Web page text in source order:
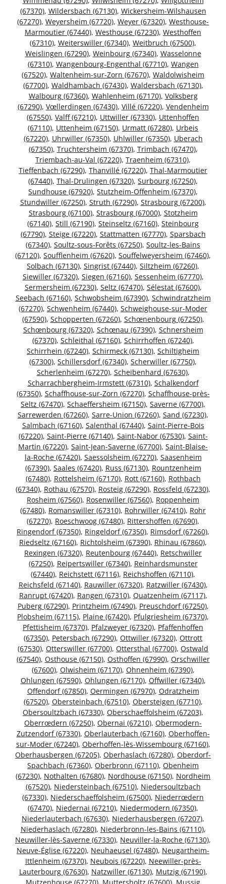
(67370), Wildersbach (67130), Wickersheim-Wilshausen
(67270), Weyersheim (67720), Weyer (67320), Westhouse-
Marmoutier (67440), Westhouse (67230), Westhoffen
(67310), Weiterswiller (67340), Weitbruch (67500),
Weislingen (67290), Weinbourg (67340), Wasselonne
(67310), Wangenbourg-Engenthal (67710), Wangen
(67520), Waltenheim-sur-Zorn (67670), Waldolwisheim
(67700), Waldhambach (67430), Waldersbach (67130),
Walbourg (67360), Wahlenheim (67170), Volksberg
(67290), Vœllerdingen (67430), Villé (67220), Vendenheim
(67550), Valff (67210), Uttwiller (67330), Uttenhoffen
(67110), Uttenheim (67150), Urmatt (67280), Urbeis
(67220), Uhrwiller (67350), Uhlwiller (67350), Uberach
(67350), Truchtersheim (67370), Trimbach (67470),
Triembach-au-Val (67220), Traenheim (67310),
Tieffenbach (67290), Thanvillé (67220), Thal-Marmoutier
(67440), Thal-Drulingen (67320), Surbourg (67250),
Sundhouse (67920), Stutzheim-Offenheim (67370),
Stundwiller (67250), Struth (67290), Strasbourg (67200),
Strasbourg (67100), Strasbourg (67000), Stotzheim
(67140), Still (67190), Steinseltz (67160), Steinbourg
(67790), Steige (67220), Stattmatten (67770), Sparsbach
(67340), Soultz-sous-Forêts (67250), Soultz-les-Bains
(67120), Soufflenheim (67620), Souffelweyersheim (67460),
Solbach (67130), Singrist (67440), Siltzheim (67260),
Siewiller (67320), Siegen (67160), Sessenheim (67770),
Sermersheim (67230), Seltz (67470), Sélestat (67600),
Seebach (67160), Schwobsheim (67390), Schwindratzheim
(67270), Schwenheim (67440), Schweighouse-sur-Moder
(67590), Schopperten (67260), Schœnenbourg (67250),
Schœnbourg (67320), Schœnau (67390), Schnersheim
(67370), Schleithal (67160), Schirrhoffen (67240),
Schirrhein (67240), Schirmeck (67130), Schiltigheim
(67300), Schillersdorf (67340), Scherwiller (67750),
Scherlenheim (67270), Scheibenhard (67630),
Scharrachbergheim-Irmstett (67310), Schalkendorf
(67350), Schaffhouse-sur-Zorn (67270), Schaffhouse-près-
Seltz (67470), Schaeffersheim (67150), Saverne (67700),
Sarrewerden (67260), Sarre-Union (67260), Sand (67230),
Salmbach (67160), Salenthal (67440), Saint-Pierre-Bois
(67220), Saint-Pierre (67140), Saint-Nabor (67530), Saint-
Martin (67220), Saint-Jean-Saverne (67700), Saint-Blaise-
la-Roche (67420), Saessolsheim (67270), Saasenheim
(67390), Saales (67420), Russ (67130), Rountzenheim
(67480), Rottelsheim (67170), Rott (67160), Rothbach
(67340), Rothau (67570), Rosteig (67290), Rossfeld (67230),
Rosheim (67560), Rosenwiller (67560), Roppenheim
(67480), Romanswiller (67310), Rohrwiller (67410), Rohr
(67270), Roeschwoog (67480), Rittershoffen (67690),
Ringendorf (67350), Ringeldorf (67350), Rimsdorf (67260),
Riedseltz (67160), Richtolsheim (67390), Rhinau (67860),
Rexingen (67320), Reutenbourg (67440), Retschwiller
(67250), Reipertswiller (67340), Reinhardsmunster
(67440), Reichstett (67116), Reichshoffen (67110),
Reichsfeld (67140), Rauwiller (67320), Ratzwiller (67430),
Ranrupt (67420), Rangen (67310), Quatzenheim (67117),
Puberg (67290), Printzheim (67490), Preuschdorf (67250),
Plobsheim (67115), Plaine (67420), Pfulgriesheim (67370),
Pfettisheim (67370), Pfalzweyer (67320), Pfaffenhoffen
(67350), Petersbach (67290), Ottwiller (67320), Ottrott
(67530), Otterswiller (67700), Ottersthal (67700), Ostwald
(67540), Osthouse (67150), Osthoffen (67990), Orschwiller
(67600), Olwisheim (67170), Ohnenheim (67390),
Ohlungen (67590), Ohlungen (67170), Offwiller (67340),
Offendorf (67850), Oermingen (67970), Odratzheim
(67520), Obersteinbach (67510), Obersteigen (67710),
Obersoultzbach (67330), Oberschaeffolsheim (67203),
Oberrœdern (67250), Obernai (67210), Obermodern-
Zutzendorf (67330), Oberlauterbach (67160), Oberhoffen-
sur-Moder (67240), Oberhoffen-lès-Wissembourg (67160),
Oberhausbergen (67205), Oberhaslach (67280), Oberdorf-
Spachbach (67360), Oberbronn (67110), Obenheim
(67230), Nothalten (67680), Nordhouse (67150), Nordheim
(67520), Niedersteinbach (67510), Niedersoultzbach
(67330), Niederschaeffolsheim (67500), Niederrœdern
(67470), Niedernai (67210), Niedermodern (67350),
Niederlauterbach (67630), Niederhausbergen (67207),
Niederhaslach (67280), Niederbronn-les-Bains (67110),
Neuwiller-lès-Saverne (67330), Neuviller-la-Roche (67130),
Neuve-Église (67220), Neuhaeusel (67480), Neugartheim-
Ittlenheim (67370), Neubois (67220), Neewiller-près-
Lauterbourg (67630), Natzwiller (67130), Mutzig (67190),